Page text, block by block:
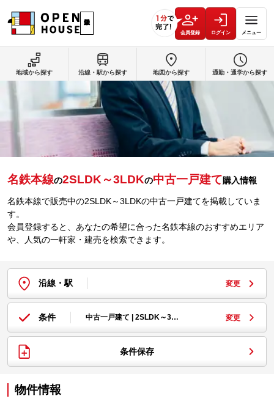
会員登録 ログイン メニュー
名鉄本線の2SLDK～3LDKの中古一戸建て購入情報
名鉄本線で販売中の2SLDK～3LDKの中古一戸建てを掲載していま
す。
会員登録すると、あなたの希望に合った名鉄本線のおすすめエリア
や、人気の一軒家・建売を検索できます。
沿線・駅 変更
条件 中古一戸建て | 2SLDK～3… 変更
条件保存
物件情報
地域から探す 沿線・駅から探す 地図から探す 通勤・通学から探す